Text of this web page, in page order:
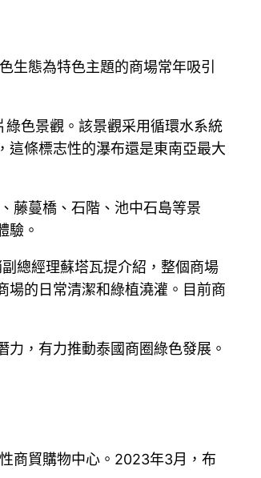
態為特色主題的商場常年吸引
色景觀。該景觀采用循環水系統
這條標志性的瀑布還是東南亞最大
藤蔓橋、石階、池中石島等景
驗。
總經理蘇塔瓦提介紹，整個商場
場的日常清潔和綠植澆灌。目前商
，有力推動泰國商圈綠色發展。
商貿購物中心。2023年3月，布